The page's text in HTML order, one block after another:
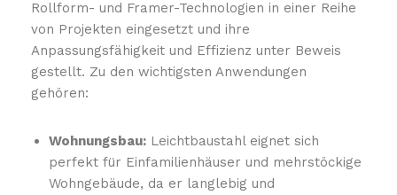
Rollform- und Framer-Technologien in einer Reihe
von Projekten eingesetzt und ihre
Anpassungsfähigkeit und Effizienz unter Beweis
gestellt. Zu den wichtigsten Anwendungen
gehören:
Wohnungsbau: Leichtbaustahl eignet sich
perfekt für Einfamilienhäuser und mehrstöckige
Wohngebäude, da er langlebig und